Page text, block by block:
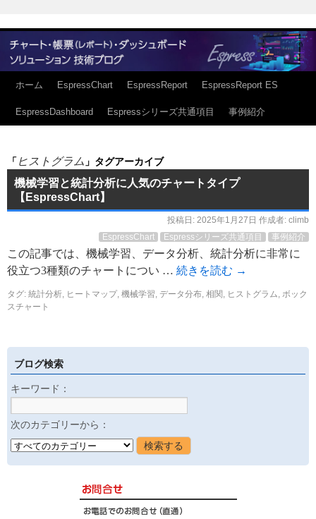
ホーム EspressChart EspressReport EspressReport ES
EspressDashboard Espressシリーズ共通項目 事例紹介
「 ヒストグラム 」タグアーカイブ
機械学習と統計分析に人気のチャートタイプ
【EspressChart】
投稿日: 2025年1月27日 作成者: climb
EspressChart
Espressシリーズ共通項目 事例紹介
この記事では、機械学習、データ分析、統計分析に非常に
役立つ3種類のチャートについ … 続きを読む →
タグ: 統計分析, ヒートマップ, 機械学習, データ分布, 相関 , ヒストグラム, ボック
スチャート
ブログ検索
キーワード：
次のカテゴリーから：